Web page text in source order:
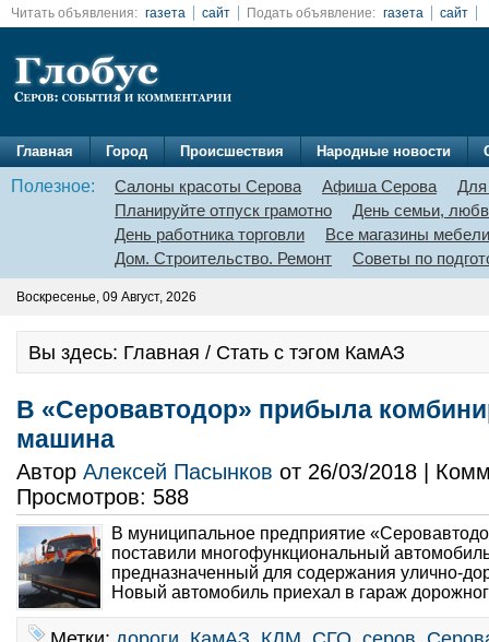
Читать объявления: газета сайт Подать объявление: газета сайт
Главная Город Происшествия Народные новости
Полезное: Салоны красоты Серова Афиша Серова
Для
Планируйте отпуск грамотно
День семьи,
День работника торговли
Все магазины мебели
Дом. Строительство. Ремонт
Советы по
Воскресенье, 09 Август, 2026
Вы здесь: Главная / Стать с тэгом КамАЗ
В «Серовавтодор» прибыла
машина
Автор Алексей Пасынков от 26/03/2018 |
Просмотров: 588
В муниципальное предприятие
поставили многофункциональный
предназначенный для содержания улично-
Новый автомобиль приехал в гараж